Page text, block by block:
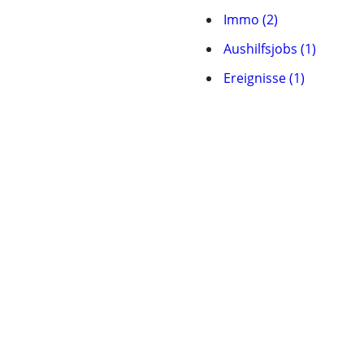
Immo (2)
Aushilfsjobs (1)
Ereignisse (1)